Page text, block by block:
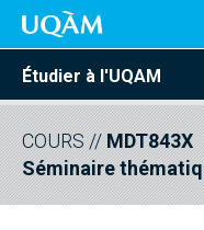
Étudier à l'UQAM
COURS // MDT843X
Séminaire